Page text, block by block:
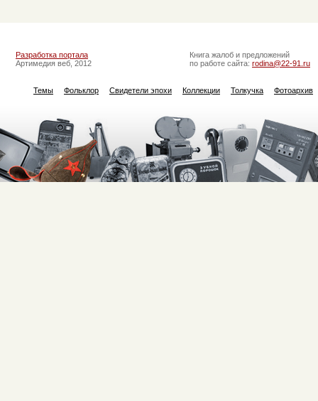
Разработка портала
Артимедия веб, 2012
Книга жалоб и предложений
по работе сайта: rodina@22-91.ru
Темы Фольклор Свидетели эпохи Коллекции Толкучка Фотоархив